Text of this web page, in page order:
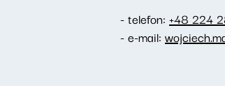
- telefon: +48 224
- e-mail: